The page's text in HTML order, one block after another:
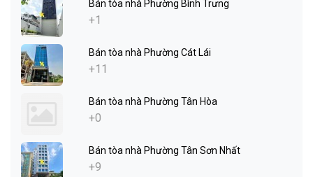
Bán tòa nhà Phường Bình Trưng
+1
Bán tòa nhà Phường Cát Lái
+11
Bán tòa nhà Phường Tân Hòa
+0
Bán tòa nhà Phường Tân Sơn Nhất
+9